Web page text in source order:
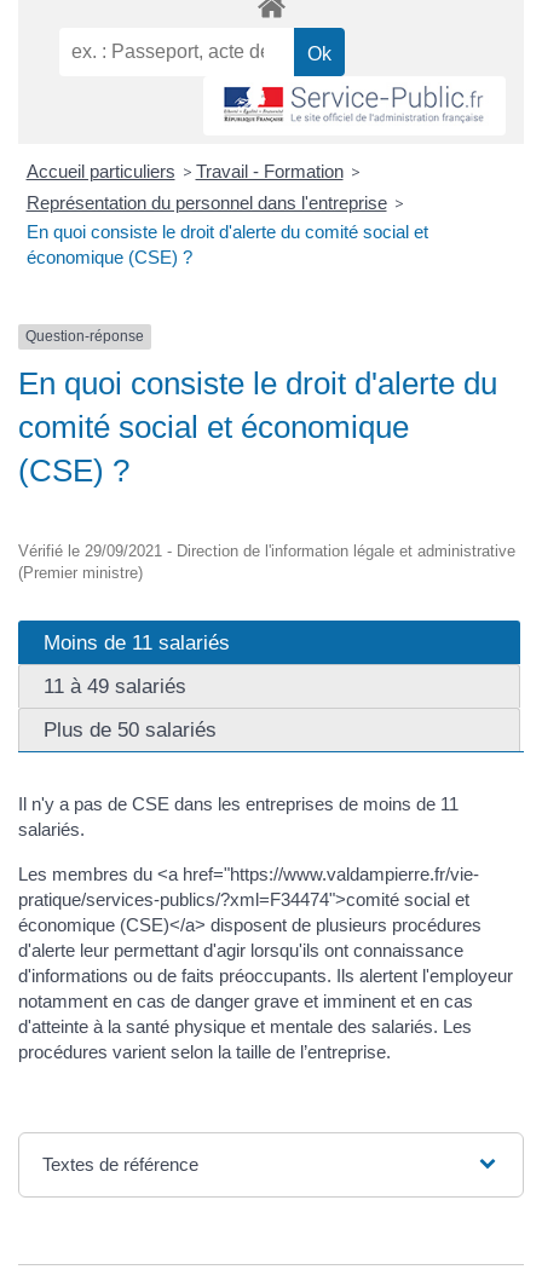
Accueil particuliers > Travail - Formation >
Représentation du personnel dans l'entreprise >
En quoi consiste le droit d'alerte du comité social et
économique (CSE) ?
Question-réponse
En quoi consiste le droit d'alerte du
comité social et économique
(CSE) ?
Vérifié le 29/09/2021 - Direction de l'information légale et administrative
(Premier ministre)
Moins de 11 salariés
11 à 49 salariés
Plus de 50 salariés
Il n'y a pas de CSE dans les entreprises de moins de 11
salariés.
Les membres du <a href="https://www.valdampierre.fr/vie-
pratique/services-publics/?xml=F34474">comité social et
économique (CSE)</a> disposent de plusieurs procédures
d'alerte leur permettant d'agir lorsqu'ils ont connaissance
d'informations ou de faits préoccupants. Ils alertent l'employeur
notamment en cas de danger grave et imminent et en cas
d'atteinte à la santé physique et mentale des salariés. Les
procédures varient selon la taille de l’entreprise.
Textes de référence